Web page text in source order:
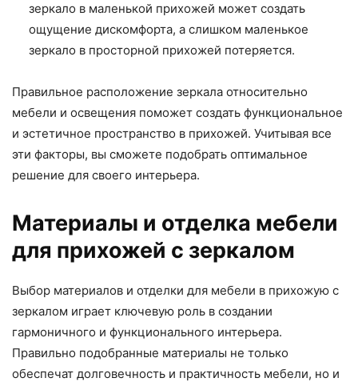
зеркало в маленькой прихожей может создать
ощущение дискомфорта, а слишком маленькое
зеркало в просторной прихожей потеряется.
Правильное расположение зеркала относительно
мебели и освещения поможет создать функциональное
и эстетичное пространство в прихожей. Учитывая все
эти факторы, вы сможете подобрать оптимальное
решение для своего интерьера.
Материалы и отделка мебели
для прихожей с зеркалом
Выбор материалов и отделки для мебели в прихожую с
зеркалом играет ключевую роль в создании
гармоничного и функционального интерьера.
Правильно подобранные материалы не только
обеспечат долговечность и практичность мебели, но и